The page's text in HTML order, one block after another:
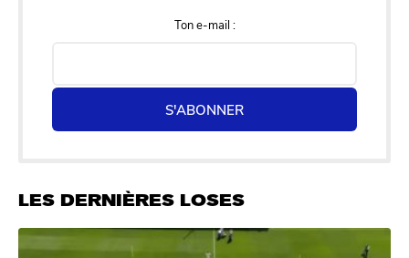
Ton e-mail :
S'ABONNER
LES DERNIÈRES LOSES